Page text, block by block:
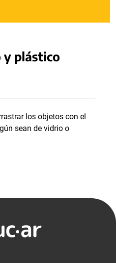
y plástico
los objetos con el
sean de vidrio o